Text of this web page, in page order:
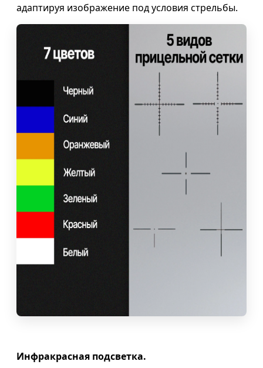
адаптируя изображение под условия стрельбы.
Инфракрасная подсветка.